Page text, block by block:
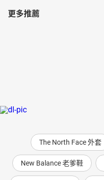
更多推薦
The North Face 外套
New Balance 老爹鞋